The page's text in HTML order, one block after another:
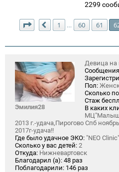
2299
Страница 62 из66
Пред.
1 … 60 61
Эмилия28
Девица на
Пол:
Сколько
Стаж
В каких
МЦ"Малыш"
2013 г.-удача,Пирогово Спб
2017г-удача!!
Где было удачное ЭКО: "NEO
Сколько у вас детей: 2
Откуда: Нижневартовск
Благодарил (а): 48 раз
Поблагодарили: 146 раз